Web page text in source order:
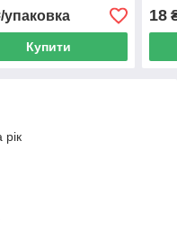
Купити
18
рік